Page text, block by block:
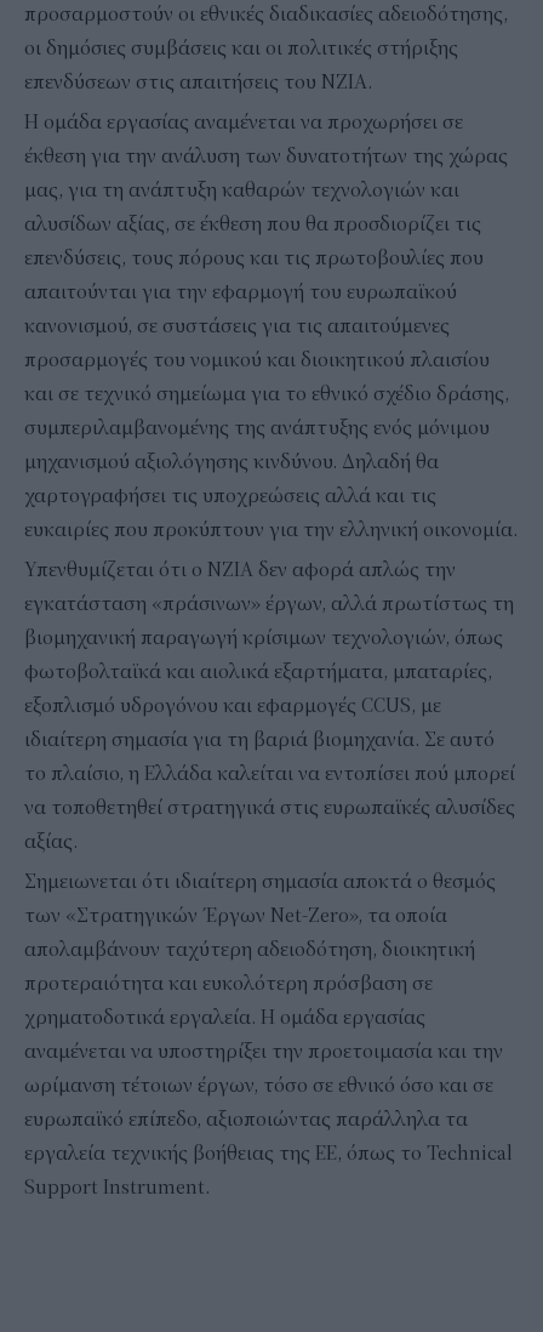
προσαρμοστούν οι εθνικές διαδικασίες αδειοδότησης,
οι δημόσιες συμβάσεις και οι πολιτικές στήριξης
επενδύσεων στις απαιτήσεις του NZIA.
Η ομάδα εργασίας αναμένεται να προχωρήσει σε
έκθεση για την ανάλυση των δυνατοτήτων της χώρας
μας, για τη ανάπτυξη καθαρών τεχνολογιών και
αλυσίδων αξίας, σε έκθεση που θα προσδιορίζει τις
επενδύσεις, τους πόρους και τις πρωτοβουλίες που
απαιτούνται για την εφαρμογή του ευρωπαϊκού
κανονισμού, σε συστάσεις για τις απαιτούμενες
προσαρμογές του νομικού και διοικητικού πλαισίου
και σε τεχνικό σημείωμα για το εθνικό σχέδιο δράσης,
συμπεριλαμβανομένης της ανάπτυξης ενός μόνιμου
μηχανισμού αξιολόγησης κινδύνου. Δηλαδή θα
χαρτογραφήσει τις υποχρεώσεις αλλά και τις
ευκαιρίες που προκύπτουν για την ελληνική οικονομία.
Υπενθυμίζεται ότι ο NZIA δεν αφορά απλώς την
εγκατάσταση «πράσινων» έργων, αλλά πρωτίστως τη
βιομηχανική παραγωγή κρίσιμων τεχνολογιών, όπως
φωτοβολταϊκά και αιολικά εξαρτήματα, μπαταρίες,
εξοπλισμό υδρογόνου και εφαρμογές CCUS, με
ιδιαίτερη σημασία για τη βαριά βιομηχανία. Σε αυτό
το πλαίσιο, η Ελλάδα καλείται να εντοπίσει πού μπορεί
να τοποθετηθεί στρατηγικά στις ευρωπαϊκές αλυσίδες
αξίας.
Σημειωνεται ότι ιδιαίτερη σημασία αποκτά ο θεσμός
των «Στρατηγικών Έργων Net-Zero», τα οποία
απολαμβάνουν ταχύτερη αδειοδότηση, διοικητική
προτεραιότητα και ευκολότερη πρόσβαση σε
χρηματοδοτικά εργαλεία. Η ομάδα εργασίας
αναμένεται να υποστηρίξει την προετοιμασία και την
ωρίμανση τέτοιων έργων, τόσο σε εθνικό όσο και σε
ευρωπαϊκό επίπεδο, αξιοποιώντας παράλληλα τα
εργαλεία τεχνικής βοήθειας της ΕΕ, όπως το Technical
Support Instrument.